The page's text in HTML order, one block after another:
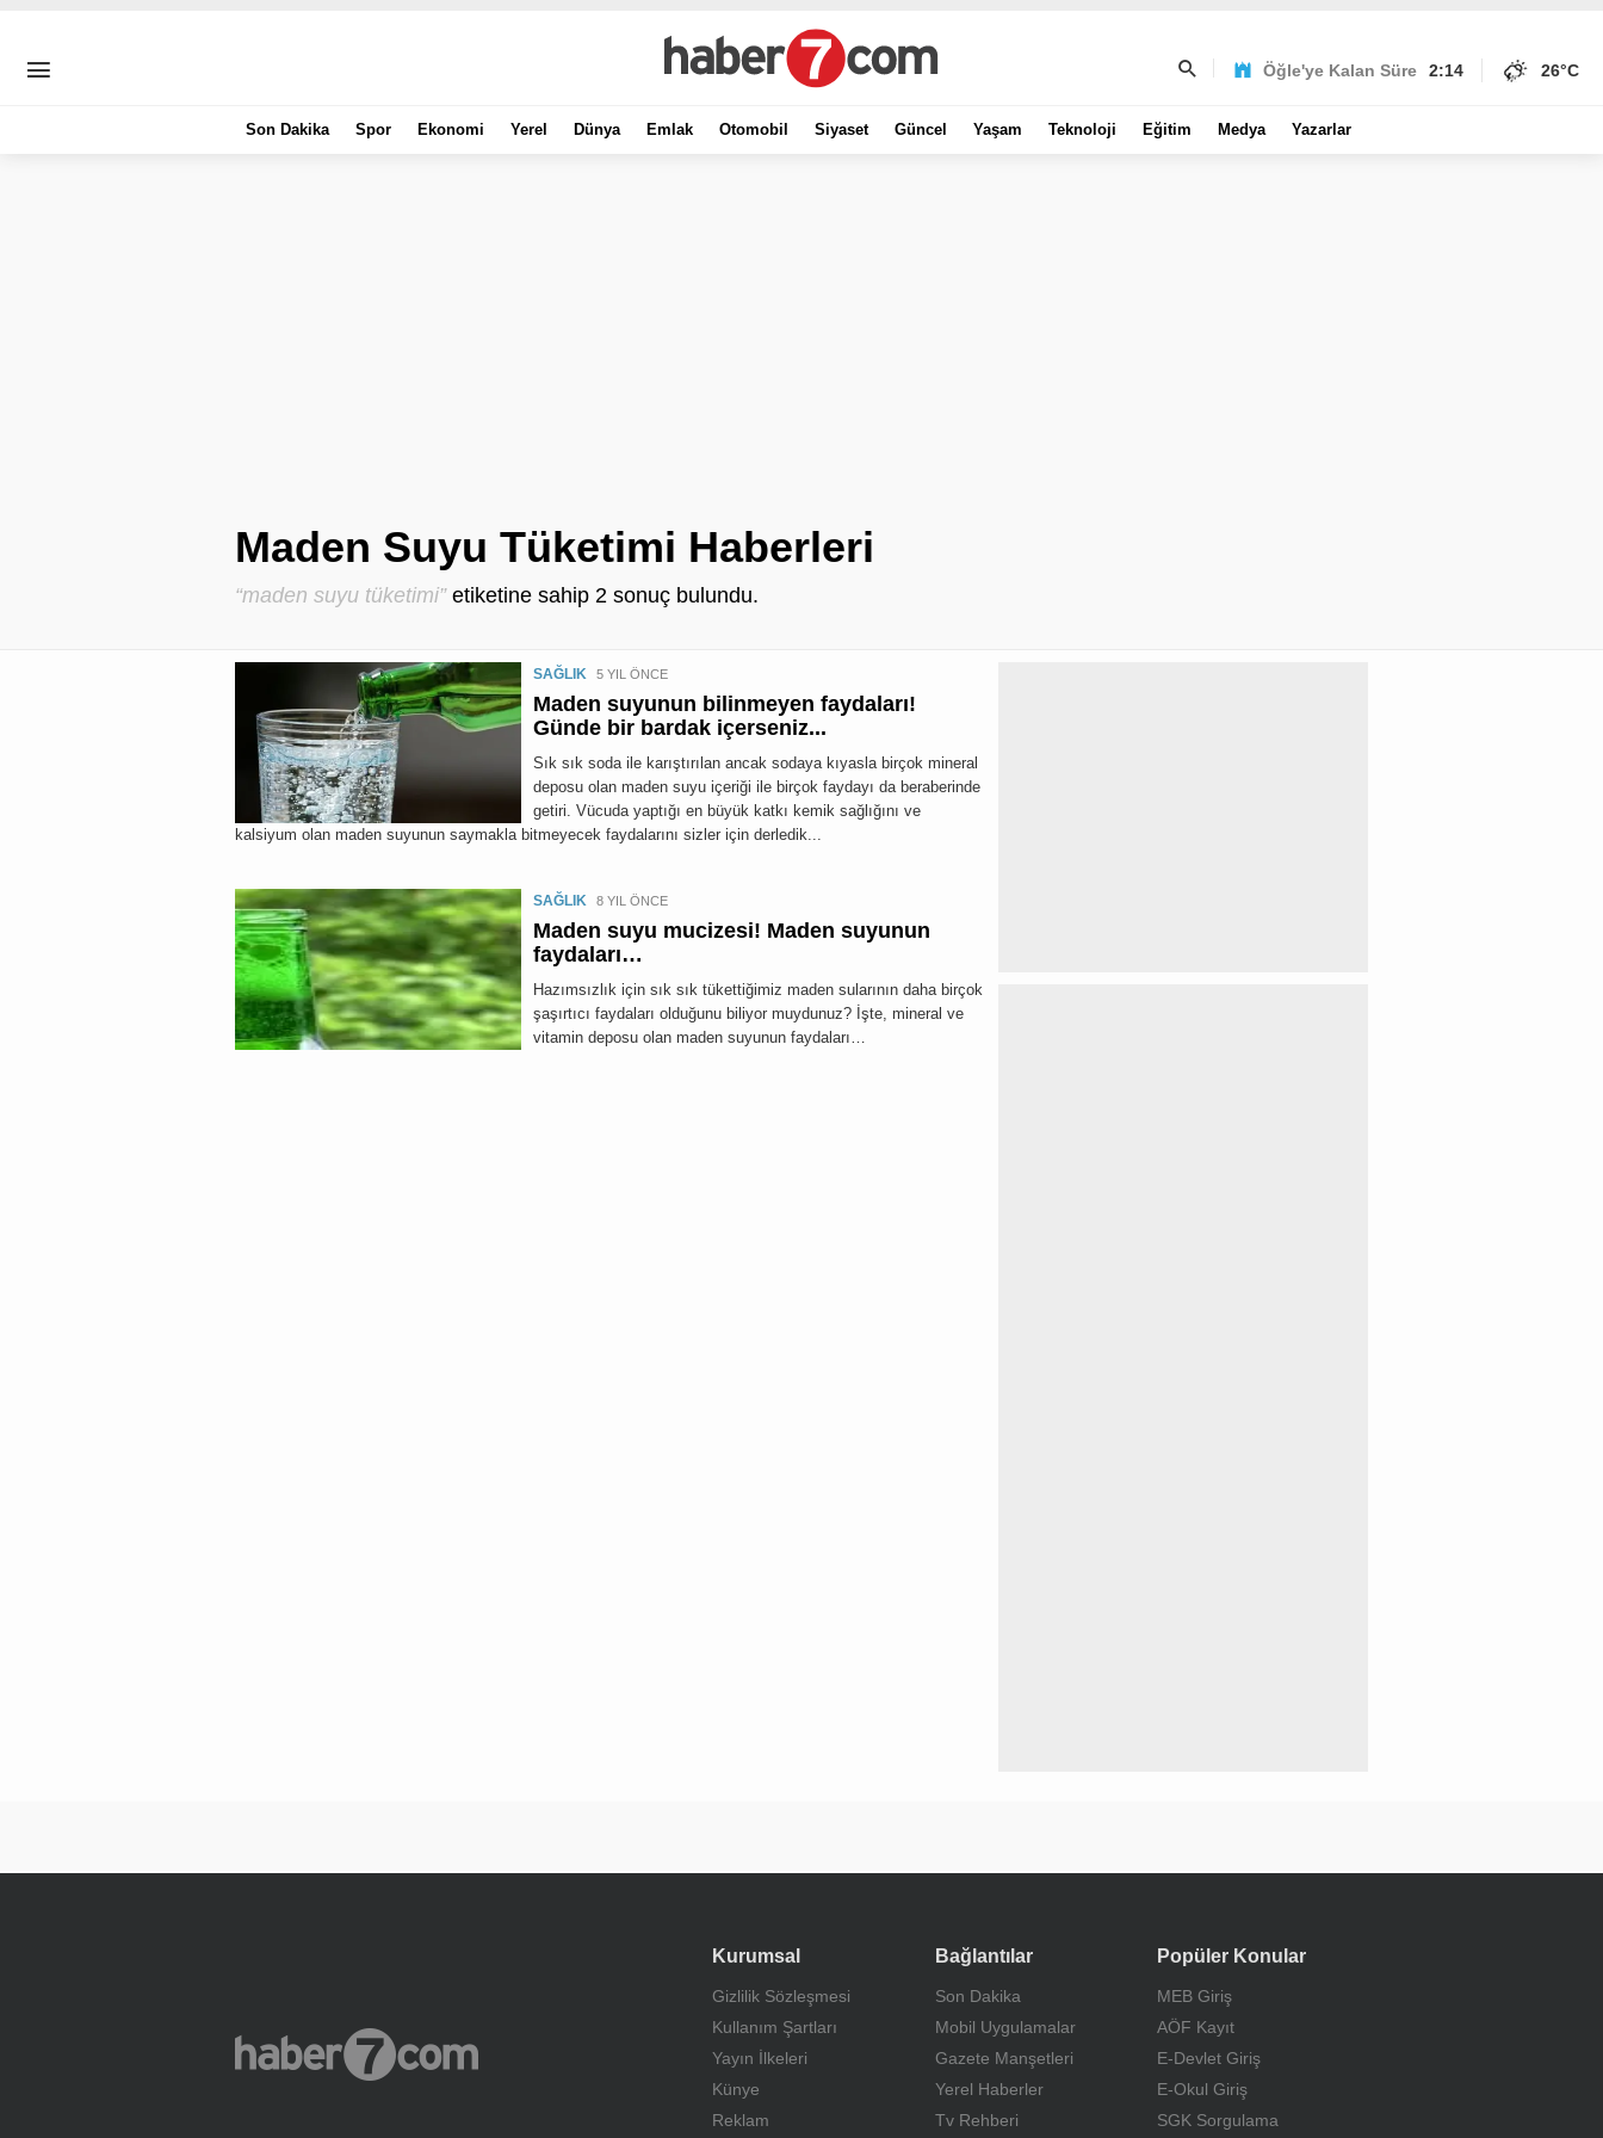
Öğle'ye Kalan Süre 2:14 26°C
Son Dakika Spor Ekonomi Yerel Dünya Emlak Otomobil Siyaset Güncel Yaşam Teknoloji Eğitim Medya Yazarlar
Maden Suyu Tüketimi Haberleri
“maden suyu tüketimi”etiketine sahip 2 sonuç bulundu.
SAĞLIK 5 YIL ÖNCE
Maden suyunun bilinmeyen faydaları!
Günde bir bardak içerseniz...
Sık sık soda ile karıştırılan ancak sodaya kıyasla birçok mineral
deposu olan maden suyu içeriği ile birçok faydayı da beraberinde
getiri. Vücuda yaptığı en büyük katkı kemik sağlığını ve
kalsiyum olan maden suyunun saymakla bitmeyecek faydalarını sizler için derledik...
SAĞLIK 8 YIL ÖNCE
Maden suyu mucizesi! Maden suyunun
faydaları…
Hazımsızlık için sık sık tükettiğimiz maden sularının daha birçok
şaşırtıcı faydaları olduğunu biliyor muydunuz? İşte, mineral ve
vitamin deposu olan maden suyunun faydaları…
Kurumsal
Gizlilik Sözleşmesi
Kullanım Şartları
Yayın İlkeleri
Künye
Reklam
Bağlantılar
Son Dakika
Mobil Uygulamalar
Gazete Manşetleri
Yerel Haberler
Tv Rehberi
Popüler Konular
MEB Giriş
AÖF Kayıt
E-Devlet Giriş
E-Okul Giriş
SGK Sorgulama